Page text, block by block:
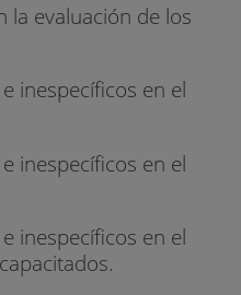
la evaluación de los
inespecíficos en el
inespecíficos en el
inespecíficos en el